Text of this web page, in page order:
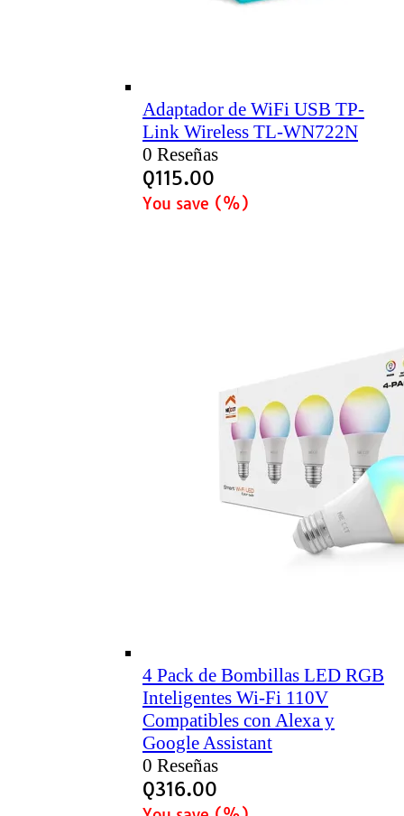
Adaptador de WiFi USB TP-
Link Wireless TL-WN722N
0 Reseñas
Q115.00
You save (%)
4 Pack de Bombillas LED RGB
Inteligentes Wi-Fi 110V
Compatibles con Alexa y
Google Assistant
0 Reseñas
Q316.00